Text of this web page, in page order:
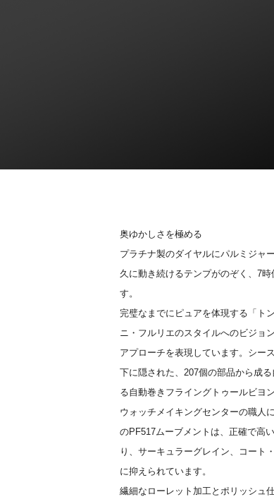
奥ゆかしさを極める
プラチナ製のダイヤルにパルミジャ
久に動き続けるテンプがのぞく、7
す。
完璧なまでにピュアを体現する「ト
ニ・フルリエのスタイルへのビジョ
アプローチを表現しています。シー
下に隠された、207個の部品から成
る自動巻きフライングトゥールビヨ
ウォッチメイキングセンターの職人
のPF517ムーブメントは、正確で高
り、サーキュラーグレイン、コート
に抑えられています。
繊細なローレット加工とポリッシュ